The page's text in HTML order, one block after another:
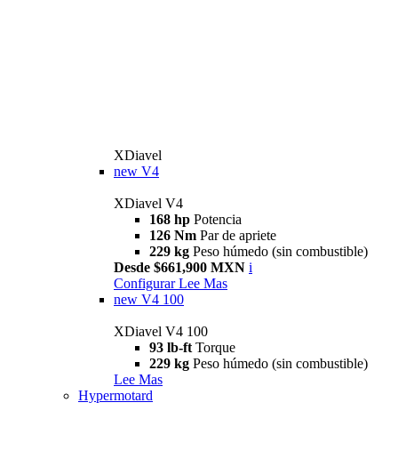
XDiavel
new V4
XDiavel V4
168 hp Potencia
126 Nm Par de apriete
229 kg Peso húmedo (sin combustible)
Desde $661,900 MXN i
Configurar Lee Mas
new V4 100
XDiavel V4 100
93 lb-ft Torque
229 kg Peso húmedo (sin combustible)
Lee Mas
Hypermotard